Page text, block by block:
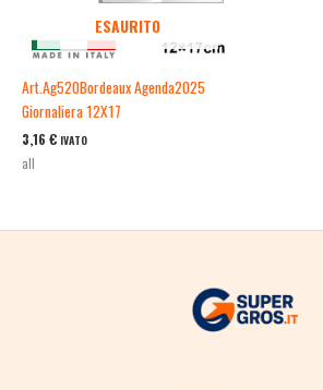
ESAURITO
Art.Ag520Bordeaux Agenda2025
Giornaliera 12X17
3,16 € IVATO
all